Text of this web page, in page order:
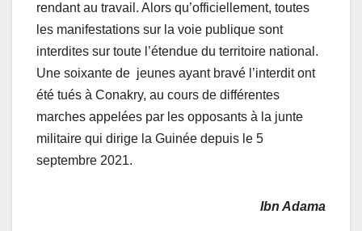
rendant au travail. Alors qu’officiellement, toutes
les manifestations sur la voie publique sont
interdites sur toute l’étendue du territoire national.
Une soixante de jeunes ayant bravé l’interdit ont
été tués à Conakry, au cours de différentes
marches appelées par les opposants à la junte
militaire qui dirige la Guinée depuis le 5
septembre 2021.
Ibn Adama